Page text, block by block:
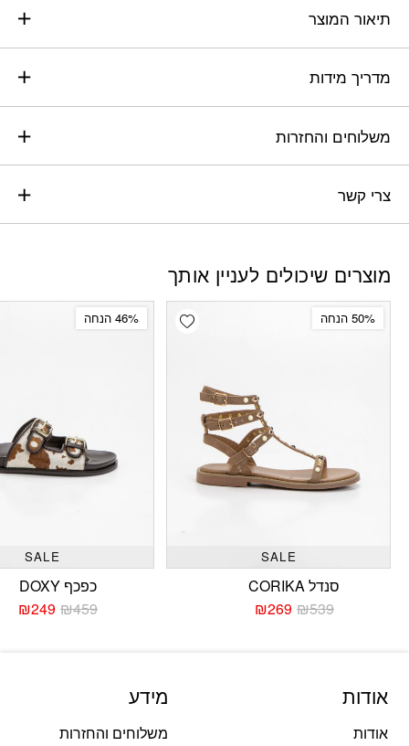
תיאור המוצר
מדריך מידות
משלוחים והחזרות
צרי קשר
מוצרים שיכולים לעניין אותך
Add wishlist 50% הנחה
SALE
סנדל CORIKA
₪539
המחיר
₪269המחיר
46% הנחה
SALE
כפכף DOXY
₪459
₪249
אודות
אודות
מידע
משלוחים והחזרות